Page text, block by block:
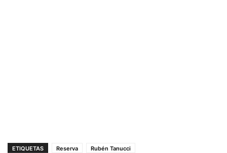
ETIQUETAS Reserva Rubén Tanucci